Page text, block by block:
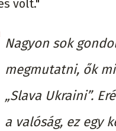
volt."
Nagyon sok
megmutatni, ők
„Slava Ukraini”.
a valóság, ez egy